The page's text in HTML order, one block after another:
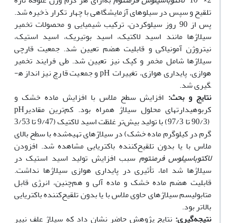
تلقیح و سپس در سیلوهای آزمایشگاهی با چهار تکرار ذخیره شد.
پس از 90 روز سیلوکردن، ترکیب شیمیایی و محصولات تخمیر
سیلاژها مانند اسید لاکتیک، اسید بوتیریک، اسید استیک،
نیتروژن آمونیاکی و قابلیت هضم تعیین شد. جمعیت قارچی
سیلاژها شامل مخمر و کپک نیز تعیین شد. طی فرایند تخمیر
هوازی، پایداری هوازی، تغییرات pH و جمعیت قارچ نیز اندازه­
گیری شد.
نتایج و بحث: افزایش سطح ملاس با افزایش ماده خشک و
کربوهیدارت­های محلول سیلاژ همراه بود. کم‌ترین مقادیرpH
(90/3 تا 97/3) با تولید بیش‌تر غلظت اسید لاکتیک (9/47 تا 3/53
گرم در کیلوگرم ماده خشک) در سیلاژهای تهیه‌شده با سطح بالای
ملاس با یا بدون تلقیح‌کننده باکتریایی مشاهده شد. افزودن
لاکتوباسیلوس فرمنتوم سبب افزایش تولید اسید استیک در
سیلاژها شد اما، تأثیری در پایداری هوازی سیلاژها نداشت.
قابلیت هضم ماده خشک و ماده آلی و هم‌چنین، انرژی قابل
متابولیسم سیلاژهای حاوی ملاس با یا بدون تلقیح‌کننده باکتریایی
بالاتر بود.
نتیجه‌گیری: نتایج پژوهش حاضر نشان داد که سیلاژ علف نپیر